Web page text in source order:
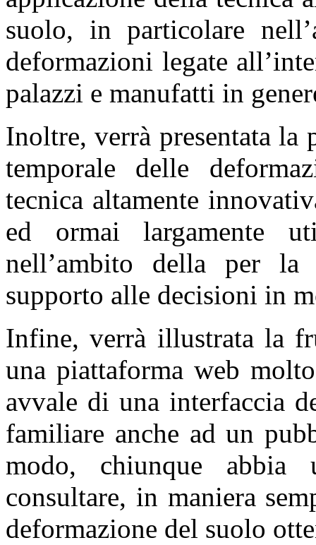
suolo, in particolare
deformazioni legate
palazzi e manufatti in
Inoltre, verrà presentata la
temporale delle
tecnica altamente
ed ormai largamente
nell’ambito della per
supporto alle decisioni in
Infine, verrà illustrata la
una piattaforma web
avvale di una interfaccia
familiare anche ad un
modo, chiunque abbia
consultare, in maniera
deformazione del suolo